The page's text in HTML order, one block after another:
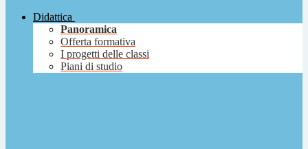
Didattica
Panoramica
Offerta formativa
I progetti delle classi
Piani di studio